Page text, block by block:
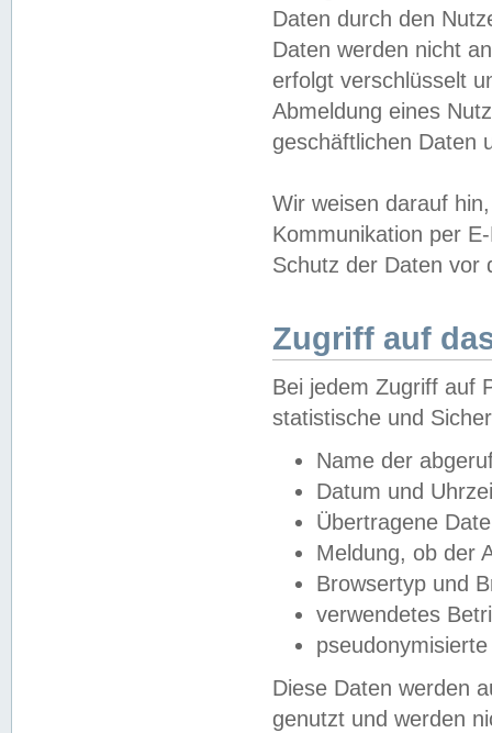
Daten durch den
Daten werden nicht
erfolgt verschlüsselt
Abmeldung eines
geschäftlichen Daten
Wir weisen darauf
Kommunikation per
Schutz der Daten vor
Zugriff auf
Bei jedem Zugriff auf
statistische und
Name der
Datum und
Übertragene
Meldung, ob der
Browsertyp und
verwendetes
Diese Daten werden
genutzt und werden